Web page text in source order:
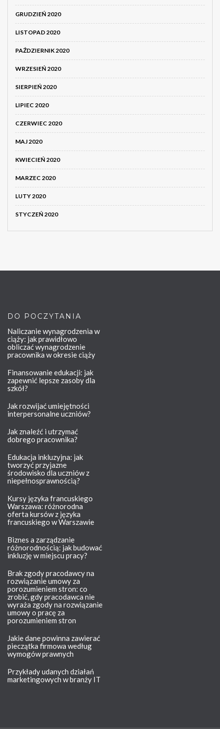
GRUDZIEŃ 2020
LISTOPAD 2020
PAŹDZIERNIK 2020
WRZESIEŃ 2020
SIERPIEŃ 2020
LIPIEC 2020
CZERWIEC 2020
MAJ 2020
KWIECIEŃ 2020
MARZEC 2020
LUTY 2020
STYCZEŃ 2020
DO POCZYTANIA
Naliczanie wynagrodzenia w
ciąży: jak prawidłowo
obliczać wynagrodzenie
pracownika w okresie ciąży
Finansowanie edukacji: jak
zapewnić lepsze zasoby dla
szkół?
Jak rozwijać umiejętności
interpersonalne uczniów?
Jak znaleźć i utrzymać
dobrego pracownika?
Edukacja inkluzyjna: jak
tworzyć przyjazne
środowisko dla uczniów z
niepełnosprawnością?
Kursy języka francuskiego
Warszawa: różnorodna
oferta kursów z języka
francuskiego w Warszawie
Biznes a zarządzanie
różnorodnością: jak budować
inkluzję w miejscu pracy?
Brak zgody pracodawcy na
rozwiązanie umowy za
porozumieniem stron: co
zrobić, gdy pracodawca nie
wyraża zgody na rozwiązanie
umowy o pracę za
porozumieniem stron
Jakie dane powinna zawierać
pieczątka firmowa według
wymogów prawnych
Przykłady udanych działań
marketingowych w branży IT